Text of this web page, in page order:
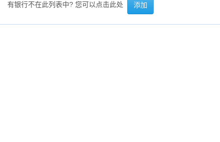
有银行不在此列表中? 您可以点击此处 添加